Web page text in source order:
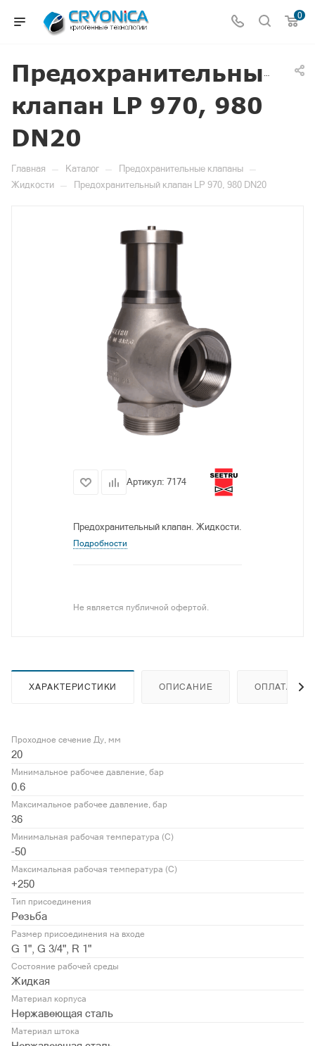
0
Предохранительный
клапан LP 970, 980
DN20
Главная — Каталог — Предохранительные клапаны —
Жидкости — Предохранительный клапан LP 970, 980 DN20
Артикул: 7174
Предохранительный клапан. Жидкости.
Подробности
Не является публичной офертой.
ХАРАКТЕРИСТИКИ ОПИСАНИЕ ОПЛАТА
Проходное сечение Ду, мм
20
Минимальное рабочее давление, бар
0.6
Максимальное рабочее давление, бар
36
Минимальная рабочая температура (С)
-50
Максимальная рабочая температура (С)
+250
Тип присоединения
Резьба
Размер присоединения на входе
G 1", G 3/4", R 1"
Состояние рабочей среды
Жидкая
Материал корпуса
Нержавеющая сталь
Материал штока